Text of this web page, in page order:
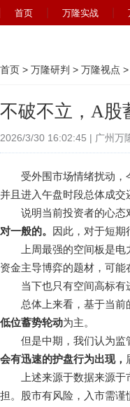
首页 万隆实战
首页 > 万隆研判 > 万隆视点 >
不破不立，A股
2026/3/30 16:02:45 | 广州万
受外围市场情绪扰动，
并且进入午盘时段总体成交
说明当前投资者的心态
对一般的。
因此，对于短期
上周最强的空间板是电力
资金主导博弈的题材，可
当下也只有空间高标有
总体上来看，基于当前的
低位蓄势轮动为主。
但是中期，我们认为监
会有迅速的护盘行为出现，
上述来源于数据来源于市
担。股市有风险，入市需谨